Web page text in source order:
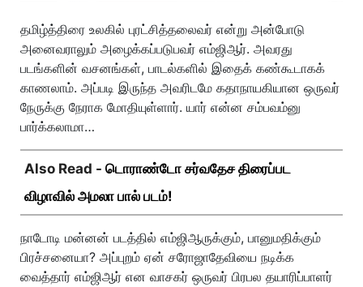
தமிழ்த்திரை உலகில் புரட்சித்தலைவர் என்று அன்போடு
அனைவராலும் அழைக்கப்படுபவர் எம்ஜிஆர். அவரது
படங்களின் வசனங்கள், பாடல்களில் இதைக் கண்கூடாகக்
காணலாம். அப்படி இருந்த அவரிடமே கதாநாயகியான ஒருவர்
நேருக்கு நேராக மோதியுள்ளார். யார் என்ன சம்பவம்னு
பார்க்கலாமா…
Also Read - டொராண்டோ சர்வதேச திரைப்பட
விழாவில் அமலா பால் படம்!
நாடோடி மன்னன் படத்தில் எம்ஜிஆருக்கும், பானுமதிக்கும்
பிரச்சனையா? அப்புறம் ஏன் சரோஜாதேவியை நடிக்க
வைத்தார் எம்ஜிஆர் என வாசகர் ஒருவர் பிரபல தயாரிப்பாளர்